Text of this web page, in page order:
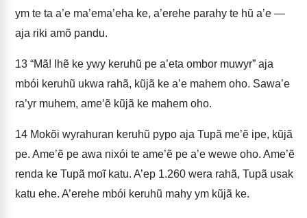
ym te ta a’e ma’ema’eha ke, a’erehe parahy te hũ a’e —
aja riki amõ pandu.
13 “Mã! Ihẽ ke ywy keruhũ pe a’eta ombor muwyr” aja
mbói keruhũ ukwa rahã, kũjã ke a’e mahem oho. Sawa’e
ra’yr muhem, ame’ẽ kũjã ke mahem oho.
14 Mokõi wyrahuran keruhũ pypo aja Tupã me’ẽ ipe, kũjã
pe. Ame’ẽ pe awa nixói te ame’ẽ pe a’e wewe oho. Ame’ẽ
renda ke Tupã moĩ katu. A’ep 1.260 wera rahã, Tupã usak
katu ehe. A’erehe mbói keruhũ mahy ym kũjã ke.